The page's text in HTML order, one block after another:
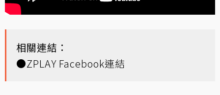
相關連結：
●ZPLAY Facebook連結